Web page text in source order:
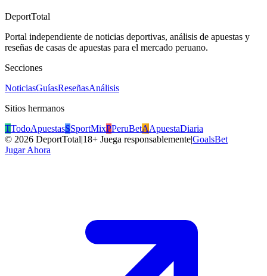
DeportTotal
Portal independiente de noticias deportivas, análisis de apuestas y
reseñas de casas de apuestas para el mercado peruano.
Secciones
NoticiasGuíasReseñasAnálisis
Sitios hermanos
TTodoApuestasSSportMixPPeruBetAApuestaDiaria
© 2026 DeportTotal|18+ Juega responsablemente|GoalsBet
Jugar Ahora